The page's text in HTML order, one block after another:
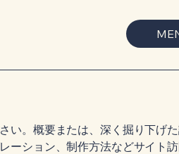
い。概要または、深く掘り下げ
ーション、制作方法などサイト訪